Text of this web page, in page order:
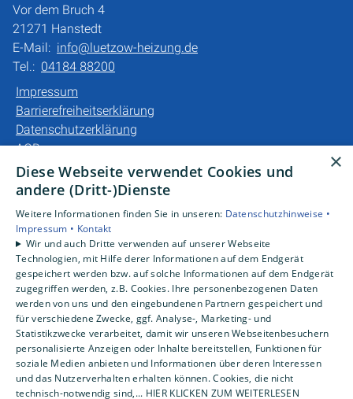
Vor dem Bruch 4
21271 Hanstedt
E-Mail: info@luetzow-heizung.de
Tel.: 04184 88200
Impressum
Barrierefreiheitserklärung
Datenschutzerklärung
AGB
Unsere Bereiche
Gewerbekunden
Karriere
Unternehmen
Kontakt
×
Diese Webseite verwendet Cookies und
andere (Dritt-)Dienste
Weitere Informationen finden Sie in unseren: Datenschutzhinweise •
Impressum • Kontakt
Wir und auch Dritte verwenden auf unserer Webseite
Technologien, mit Hilfe derer Informationen auf dem Endgerät
gespeichert werden bzw. auf solche Informationen auf dem Endgerät
zugegriffen werden, z.B. Cookies. Ihre personenbezogenen Daten
werden von uns und den eingebundenen Partnern gespeichert und
für verschiedene Zwecke, ggf. Analyse-, Marketing- und
Statistikzwecke verarbeitet, damit wir unseren Webseitenbesuchern
personalisierte Anzeigen oder Inhalte bereitstellen, Funktionen für
soziale Medien anbieten und Informationen über deren Interessen
und das Nutzerverhalten erhalten können. Cookies, die nicht
technisch-notwendig sind,... HIER KLICKEN ZUM WEITERLESEN